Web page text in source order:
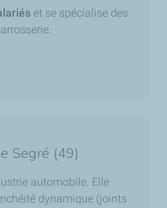
et se spécialise des
Segré (49)
automobile. Elle
dynamique (joints